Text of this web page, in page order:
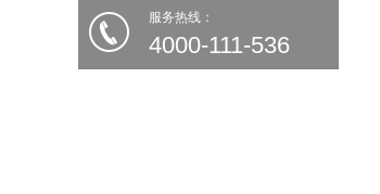
服务热线：
4000-111-536